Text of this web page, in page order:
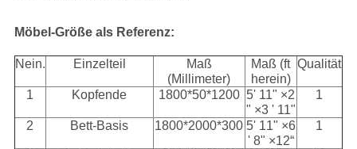
Möbel-Größe als Referenz:
Nein. Einzelteil
Maß
(Millimeter)
Maß (ft
herein)
Qualität
1 Kopfende 1800*50*1200 5' 11" ×2
" ×3 ' 11"
1
2 Bett-Basis 1800*2000*300 5' 11" ×6
' 8" ×12“
1